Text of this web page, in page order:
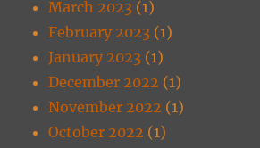
March 2023 (1)
February 2023 (1)
January 2023 (1)
December 2022 (1)
November 2022 (1)
October 2022 (1)